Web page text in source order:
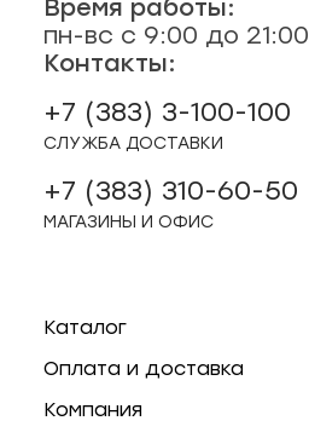
Время работы:
пн-вс с 9:00 до 21:00
Контакты:
+7 (383) 3-100-100
СЛУЖБА ДОСТАВКИ
+7 (383) 310-60-50
МАГАЗИНЫ И ОФИС
Каталог
Оплата и доставка
Компания